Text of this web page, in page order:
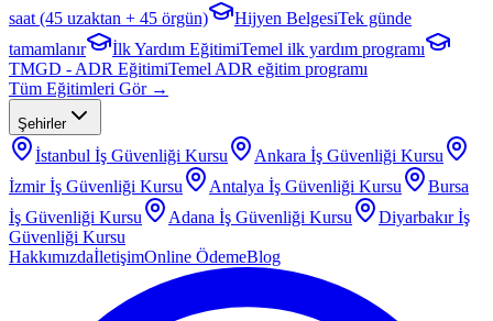
saat (45 uzaktan + 45 örgün)
Hijyen BelgesiTek günde
tamamlanır
İlk Yardım EğitimiTemel ilk yardım programı
TMGD - ADR EğitimiTemel ADR eğitim programı
Tüm Eğitimleri Gör →
Şehirler
İstanbul İş Güvenliği Kursu Ankara İş Güvenliği Kursu
İzmirİş Güvenliği Kursu Antalya İş Güvenliği Kursu
Bursa
İş Güvenliği Kursu
Adana İş Güvenliği Kursu Diyarbakırİş
Güvenliği Kursu
HakkımızdaİletişimOnline ÖdemeBlog